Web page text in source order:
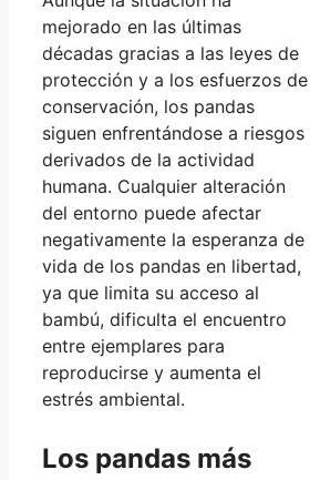
mejorado en las últimas
décadas gracias a las leyes de
protección y a los esfuerzos de
conservación, los pandas
siguen enfrentándose a riesgos
derivados de la actividad
humana. Cualquier alteración
del entorno puede afectar
negativamente la esperanza de
vida de los pandas en libertad,
ya que limita su acceso al
bambú, dificulta el encuentro
entre ejemplares para
reproducirse y aumenta el
estrés ambiental.
Los pandas más